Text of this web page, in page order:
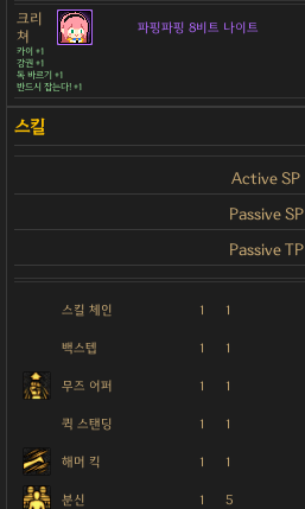
크리
쳐
파핑파핑 8비트 나이트
카이 +1
강권 +1
독 바르기 +1
반드시 잡는다! +1
Active SP
Passive SP
Passive TP
스킬 체인 1 1
백스텝 1 1
무즈 어퍼 1 1
퀵 스탠딩 1 1
해머 킥 1 1
분신 1 5